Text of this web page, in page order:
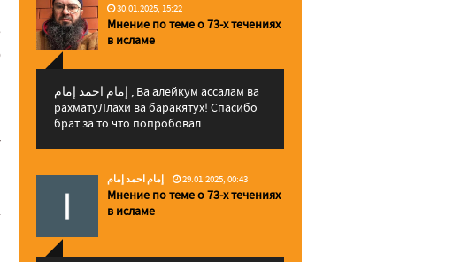
30.01.2025, 15:22
Мнение по теме о 73-х течениях
в исламе
إمام احمد إمام , Ва алейкум ассалам ва
рахматуЛлахи ва баракятух! Спасибо
брат за то что попробовал ...
إمام احمد إمام 29.01.2025, 00:43
Мнение по теме о 73-х течениях
в исламе